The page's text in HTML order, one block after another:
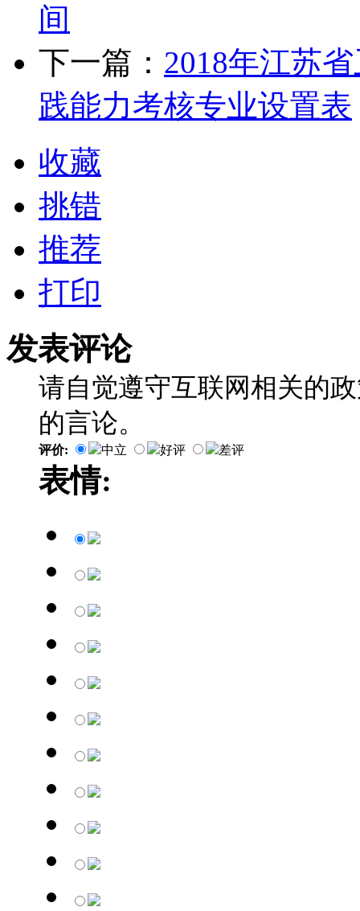
间
下一篇： 2018年江苏
践能力考核专业设置表
收藏
挑错
推荐
打印
发表评论
请自觉遵守互联网相关的
的言论。
评价: 中立 好评 差评
表情: